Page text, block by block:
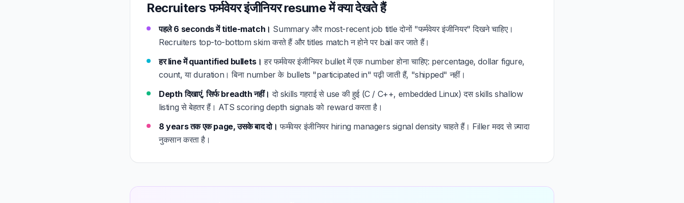
Recruiters फर्मवेयर इंजीनियर resume में क्या देखते हैं
पहले 6 seconds में title-match। Summary और most-recent job title दोनों "फर्मवेयर इंजीनियर" दिखने चाहिए।
Recruiters top-to-bottom skim करते हैं और titles match न होने पर bail कर जाते हैं।
हर line में quantified bullets। हर फर्मवेयर इंजीनियर bullet में एक number होना चाहिए: percentage, dollar figure,
count, या duration। बिना number के bullets "participated in" पढ़ी जाती हैं, "shipped" नहीं।
Depth दिखाएं, सिर्फ breadth नहीं। दो skills गहराई से use की हुई (C / C++, embedded Linux) दस skills shallow
listing से बेहतर हैं। ATS scoring depth signals को reward करता है।
8 years तक एक page, उसके बाद दो। फर्मवेयर इंजीनियर hiring managers signal density चाहते हैं। Filler मदद से ज़्यादा
नुकसान करता है।